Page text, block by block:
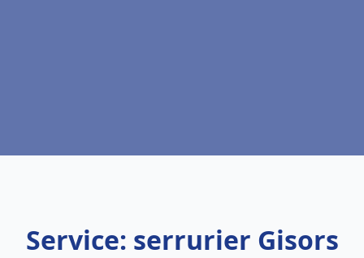
Service: serrurier Gisors